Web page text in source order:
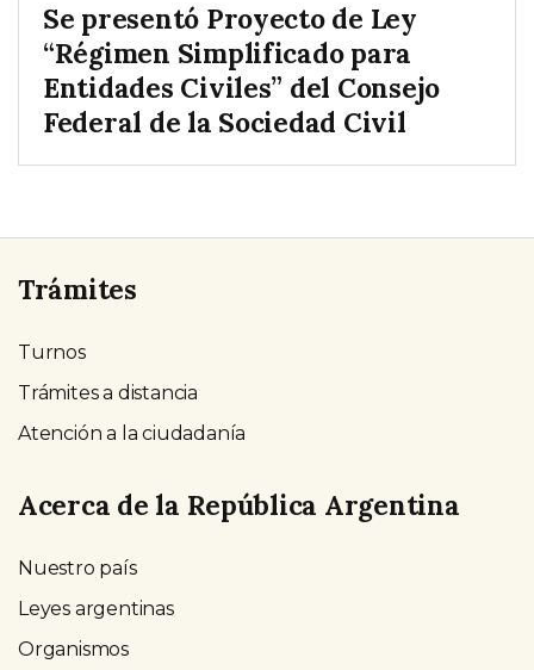
Se presentó Proyecto de Ley
“Régimen Simplificado para
Entidades Civiles” del Consejo
Federal de la Sociedad Civil
Trámites
Turnos
Trámites a distancia
Atención a la ciudadanía
Acerca de la República Argentina
Nuestro país
Leyes argentinas
Organismos